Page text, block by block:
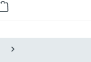
Warenkorb enthält